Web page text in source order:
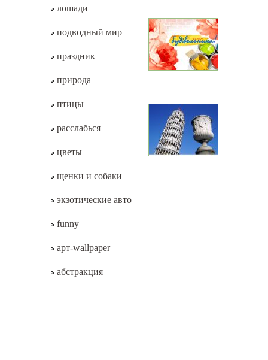
лошади
подводный мир
праздник
природа
птицы
расслабься
цветы
щенки и собаки
экзотические авто
funny
арт-wallpaper
абстракция